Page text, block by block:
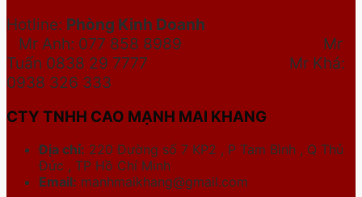
Hotline: Phòng Kinh Doanh
Mr Anh: 077 858 8989 Mr
Tuấn 0838 29 7777 Mr Khá:
0938 326 333
CTY TNHH CAO MẠNH MAI KHANG
Địa chỉ: 220 Đường số 7 KP2 , P Tam Bình , Q Thủ
Đức , TP Hồ Chí Minh
Email: manhmaikhang@gmail.com